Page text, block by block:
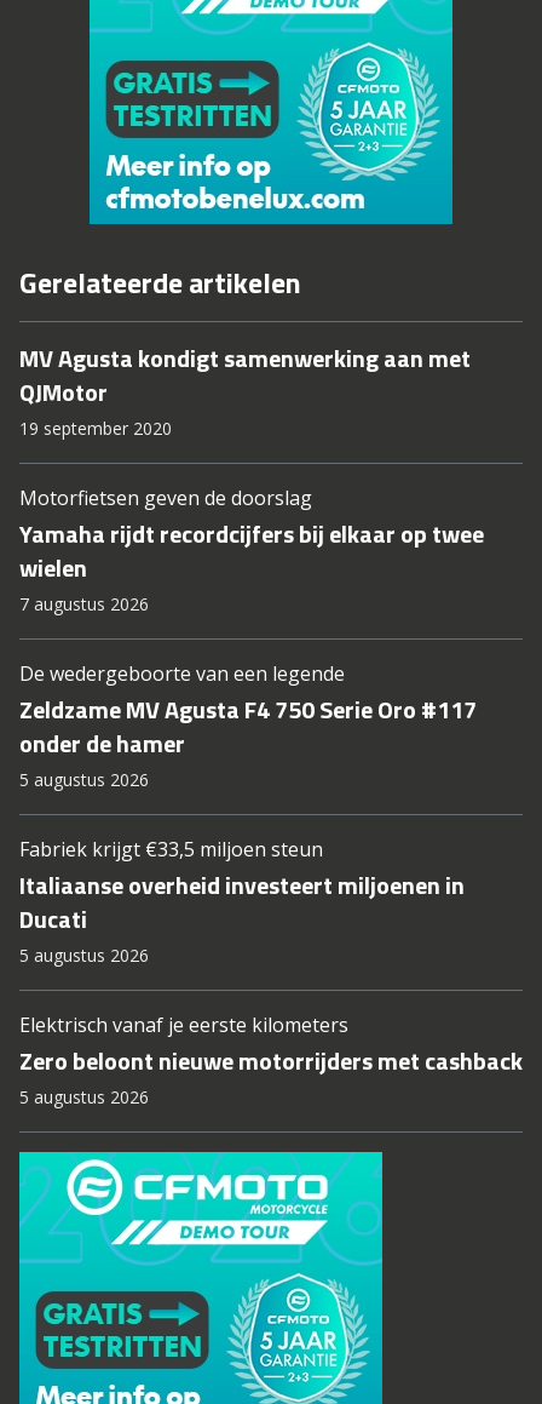
Gerelateerde artikelen
MV Agusta kondigt samenwerking aan met
QJMotor
19 september 2020
Motorfietsen geven de doorslag
Yamaha rijdt recordcijfers bij elkaar op twee
wielen
7 augustus 2026
De wedergeboorte van een legende
Zeldzame MV Agusta F4 750 Serie Oro #117
onder de hamer
5 augustus 2026
Fabriek krijgt €33,5 miljoen steun
Italiaanse overheid investeert miljoenen in
Ducati
5 augustus 2026
Elektrisch vanaf je eerste kilometers
Zero beloont nieuwe motorrijders met cashback
5 augustus 2026